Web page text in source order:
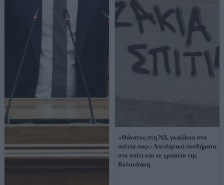
«Θάνατος στη ΝΔ, γκαζάκια στα
σπίτια σας»: Απειλητικά συνθήματα
στο σπίτι και το γραφείο της
Βολουδάκη